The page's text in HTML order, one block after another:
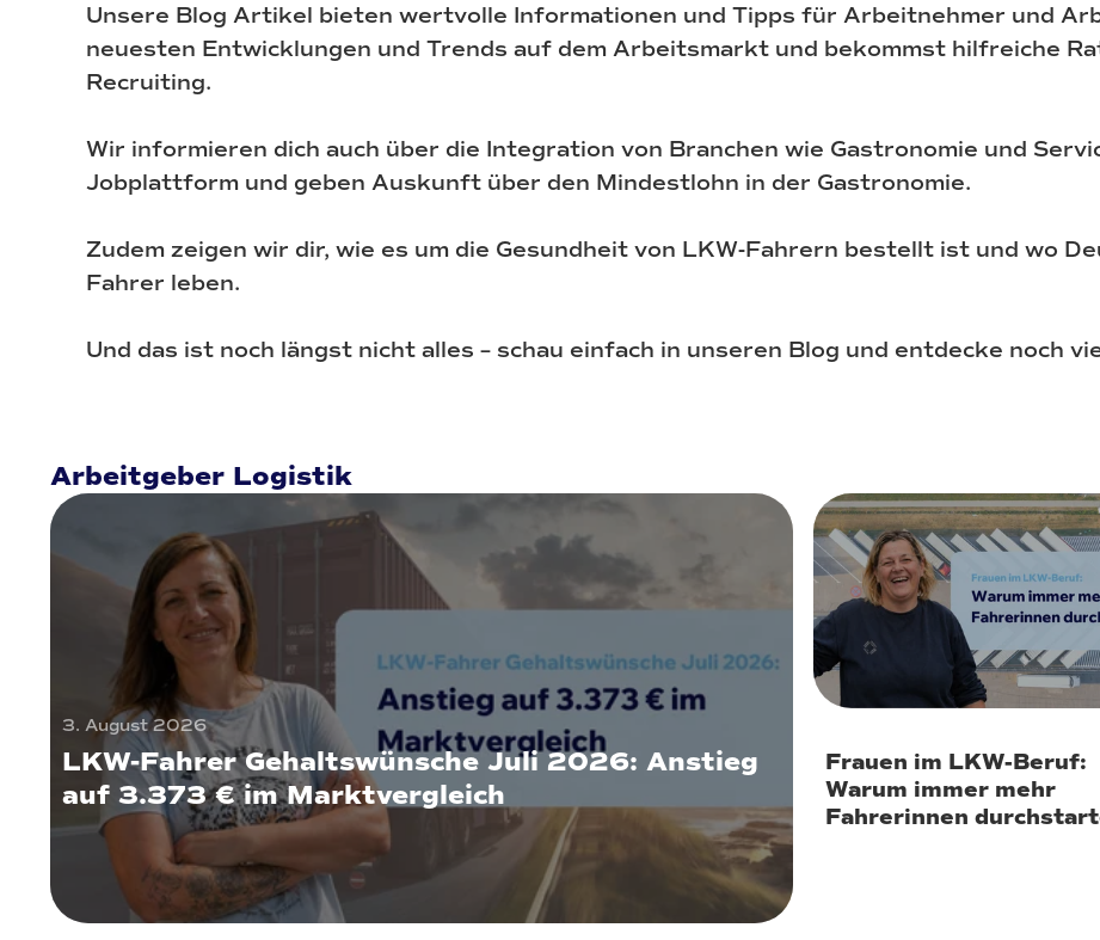
Unsere Blog Artikel bieten wertvolle Informationen und Tipps für Arbeitnehmer und
neuesten Entwicklungen und Trends auf dem Arbeitsmarkt und bekommst hilfreiche
Recruiting.
Wir informieren dich auch über die Integration von Branchen wie Gastronomie und
Jobplattform und geben Auskunft über den Mindestlohn in der Gastronomie.
Zudem zeigen wir dir, wie es um die Gesundheit von LKW-Fahrern bestellt ist und wo
Fahrer leben.
Und das ist noch längst nicht alles – schau einfach in unseren Blog und entdecke noch
Arbeitgeber Logistik
3. August 2026
LKW-Fahrer Gehaltswünsche Juli 2026: Anstieg
auf 3.373 € im Marktvergleich
22. Juli 2026
Frauen im LKW-Beruf:
Warum immer mehr
Fahrerinnen